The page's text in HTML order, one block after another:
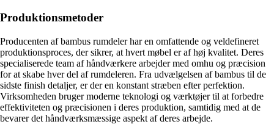
Produktionsmetoder
Producenten af bambus rumdeler har en omfattende og veldefineret
produktionsproces, der sikrer, at hvert møbel er af høj kvalitet. Deres
specialiserede team af håndværkere arbejder med omhu og præcision
for at skabe hver del af rumdeleren. Fra udvælgelsen af ​​bambus til de
sidste finish detaljer, er der en konstant stræben efter perfektion.
Virksomheden bruger moderne teknologi og værktøjer til at forbedre
effektiviteten og præcisionen i deres produktion, samtidig med at de
bevarer det håndværksmæssige aspekt af deres arbejde.